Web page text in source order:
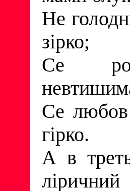
Не
зірко;
Се
Се
гірко.
А в